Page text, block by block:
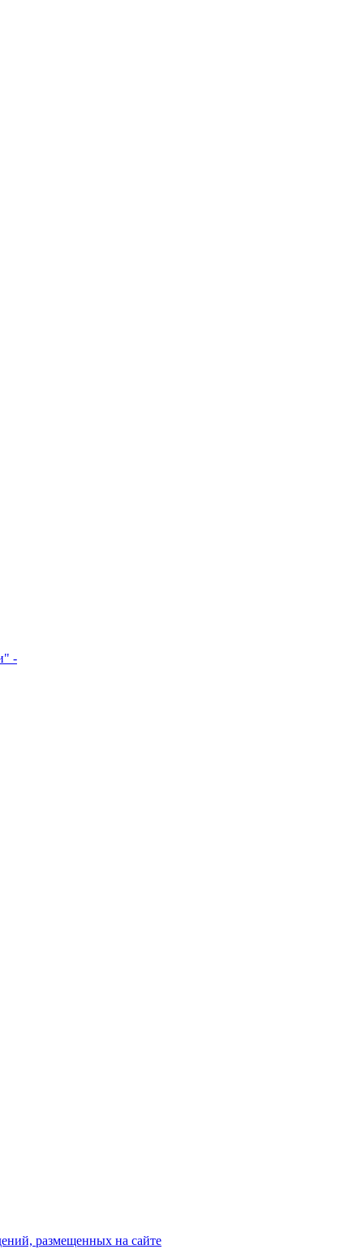
-
размещенных на сайте